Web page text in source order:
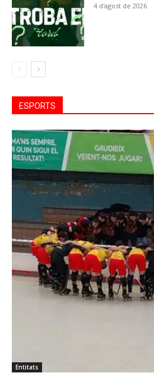
4 d'agost de 2026
ESPORTS
Entitats